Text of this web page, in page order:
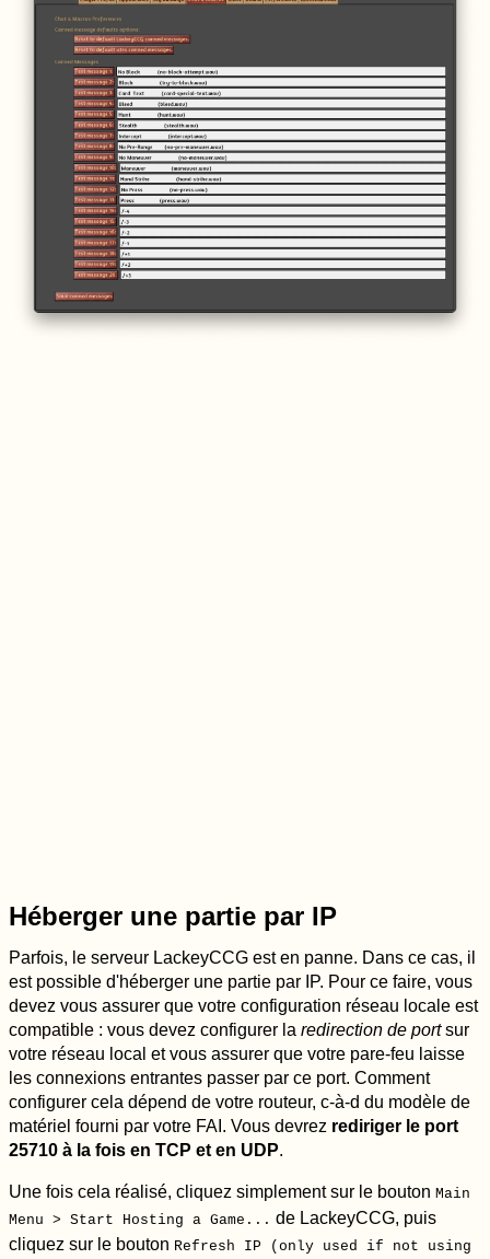
Héberger une partie par IP
Parfois, le serveur LackeyCCG est en panne. Dans ce cas, il
est possible d'héberger une partie par IP. Pour ce faire, vous
devez vous assurer que votre configuration réseau locale est
compatible : vous devez configurer la redirection de portsur
votre réseau local et vous assurer que votre pare-feu laisse
les connexions entrantes passer par ce port. Comment
configurer cela dépend de votre routeur, c-à-d du modèle de
matériel fourni par votre FAI. Vous devrez rediriger le port
25710 à la fois en TCP et en UDP.
Une fois cela réalisé, cliquez simplement sur le bouton Main
Menu > Start Hosting a Game... de LackeyCCG, puis
cliquez sur le bouton Refresh IP (only used if not using